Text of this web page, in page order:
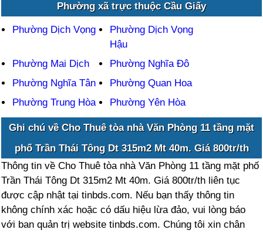
Phường xã trực thuộc Cầu Giấy
Phường Dịch Vọng
Phường Dịch Vọng
Hậu
Phường Mai Dịch
Phường Nghĩa Đô
Phường Nghĩa Tân
Phường Quan Hoa
Phường Trung Hòa
Phường Yên Hòa
Ghi chú về Cho Thuê tòa nhà Văn Phòng 11 tầng mặt
phố Trần Thái Tông Dt 315m2 Mt 40m. Giá 800tr/th
Thông tin về Cho Thuê tòa nhà Văn Phòng 11 tầng mặt phố
Trần Thái Tông Dt 315m2 Mt 40m. Giá 800tr/th liên tục
được cập nhật tại tinbds.com. Nếu bạn thấy thông tin
không chính xác hoặc có dấu hiệu lừa đảo, vui lòng báo
với ban quản trị website tinbds.com. Chúng tôi xin chân